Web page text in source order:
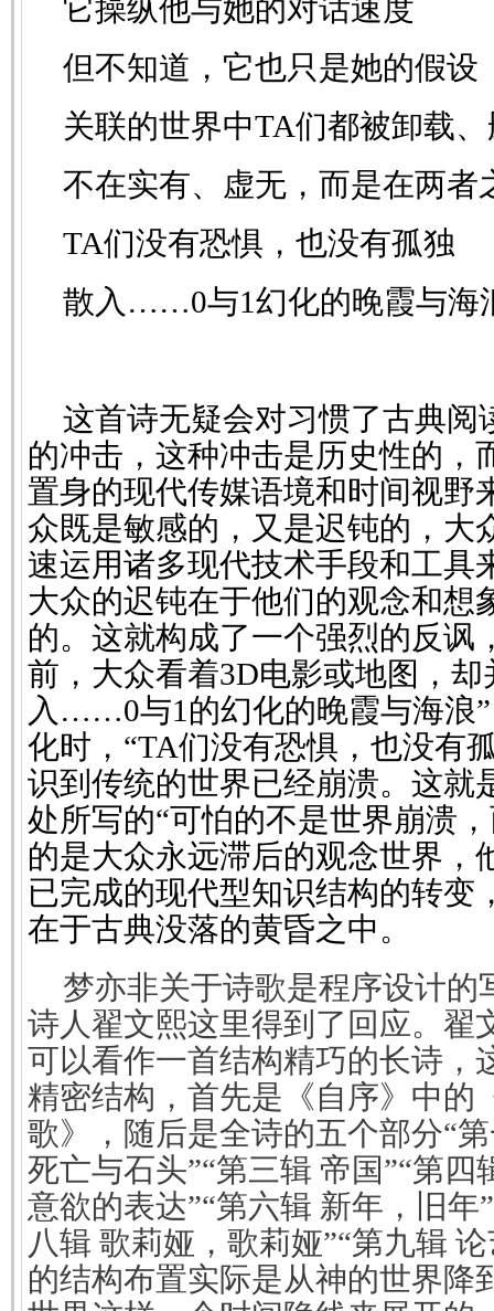
它操纵他与她的对话速度
但不知道，它也只是她的假设
关联的世界中TA们都被卸载
不在实有、虚无，而是在两者
TA们没有恐惧，也没有孤独
散入……0与1幻化的晚霞与海
这首诗无疑会对习惯了古典阅
的冲击，这种冲击是历史性的，
置身的现代传媒语境和时间视野
众既是敏感的，又是迟钝的，大
速运用诸多现代技术手段和工具
大众的迟钝在于他们的观念和想
的。这就构成了一个强烈的反讽
前，大众看着3D电影或地图，
入……0与1的幻化的晚霞与海浪
化时，“TA们没有恐惧，也没有
识到传统的世界已经崩溃。这就
处所写的“可怕的不是世界崩溃
的是大众永远滞后的观念世界，
已完成的现代型知识结构的转变
在于古典没落的黄昏之中。
梦亦非关于诗歌是程序设计的
诗人翟文熙这里得到了回应。翟
可以看作一首结构精巧的长诗，
精密结构，首先是《自序》中的
歌》，随后是全诗的五个部分“
死亡与石头”“第三辑 帝国”“第四
意欲的表达”“第六辑 新年，旧年
八辑 歌莉娅，歌莉娅”“第九辑
的结构布置实际是从神的世界降